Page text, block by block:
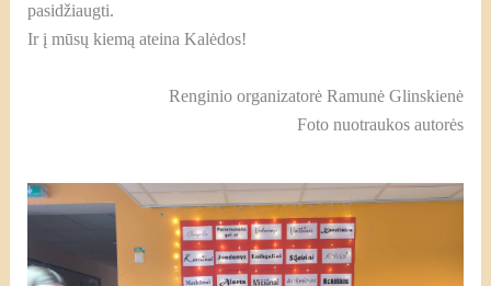
pasidžiaugti.
Ir į mūsų kiemą ateina Kalėdos!
Renginio organizatorė Ramunė Glinskienė
Foto nuotraukos autorės